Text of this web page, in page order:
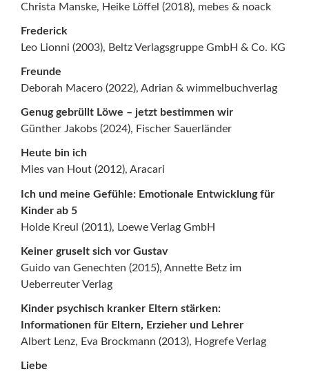
Christa Manske, Heike Löffel (2018), mebes & noack
Frederick
Leo Lionni (2003), Beltz Verlagsgruppe GmbH & Co. KG
Freunde
Deborah Macero (2022), Adrian & wimmelbuchverlag
Genug gebrüllt Löwe – jetzt bestimmen wir
Günther Jakobs (2024), Fischer Sauerländer
Heute bin ich
Mies van Hout (2012), Aracari
Ich und meine Gefühle: Emotionale Entwicklung für
Kinder ab 5
Holde Kreul (2011), Loewe Verlag GmbH
Keiner gruselt sich vor Gustav
Guido van Genechten (2015), Annette Betz im
Ueberreuter Verlag
Kinder psychisch kranker Eltern stärken:
Informationen für Eltern, Erzieher und Lehrer
Albert Lenz, Eva Brockmann (2013), Hogrefe Verlag
Liebe